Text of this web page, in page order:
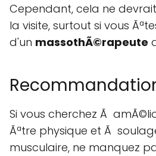
Cependant, cela ne
la visite, surtout si vous
d'un massothÃ©rapeute
Si vous cherchez Ã
Ãªtre physique et Ã
musculaire, ne manquez